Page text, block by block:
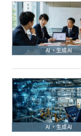
AI・生成AI
AI・生成AI